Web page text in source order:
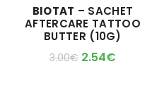
BIOTAT – SACHET
AFTERCARE TATTOO
BUTTER (10G)
3.00€ 2.54€